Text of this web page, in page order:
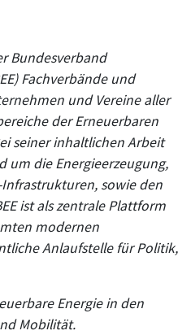
Bundesverband
Fachverbände und
und Vereine aller
der Erneuerbaren
seiner inhaltlichen Arbeit
um die Energieerzeugung,
sowie den
ist als zentrale Plattform
modernen
Anlaufstelle für Politik,
Energie in den
Mobilität.